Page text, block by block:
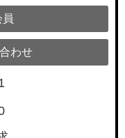
わせ